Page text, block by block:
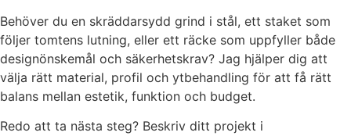
Behöver du en skräddarsydd grind i stål, ett staket som
följer tomtens lutning, eller ett räcke som uppfyller både
designönskemål och säkerhetskrav? Jag hjälper dig att
välja rätt material, profil och ytbehandling för att få rätt
balans mellan estetik, funktion och budget.
Redo att ta nästa steg? Beskriv ditt projekt i